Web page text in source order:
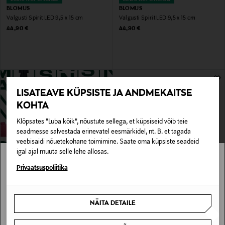
LISATEAVE KÜPSISTE JA ANDMEKAITSE
KOHTA
Klõpsates "Luba kõik", nõustute sellega, et küpsiseid võib teie
seadmesse salvestada erinevatel eesmärkidel, nt. B. et tagada
veebisaidi nõuetekohane toimimine. Saate oma küpsiste seadeid
igal ajal muuta selle lehe allosas.
Privaatsuspoliitika
NÄITA DETAILE
BLOMUS
Valgusti Spirit LED 9,5 x 15 cm
Original Price
44,90 €
BLOMUS
Valgusti Spirit LED 9,5 x 15 cm
Original Price
44,90 €
Original Price
84,90 €
Stockmann pole Sinu riigis saadaval.
SAAN ARU